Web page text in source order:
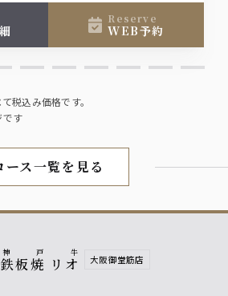
reserve
WEB予約
税込み価格です。
です
ース一覧を見る
神戸牛
鉄板焼 リオ 大阪御堂筋店